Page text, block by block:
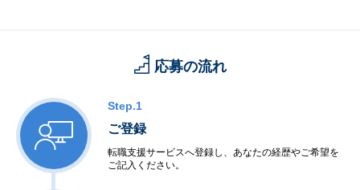
応募の流れ
Step.1
ご登録
転職支援サービスへ登録し、あなたの経歴やご希望を
ご記入ください。